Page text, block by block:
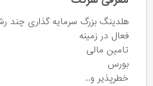
هلدینگ بزرگ سرمایه گذاری چند
فعال در زمینه
تامین مالی
بورس
خطرپذیر و...